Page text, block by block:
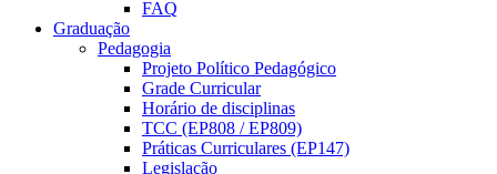
FAQ
Graduação
Pedagogia
Projeto Político Pedagógico
Grade Curricular
Horário de disciplinas
TCC (EP808 / EP809)
Práticas Curriculares (EP147)
Legislação